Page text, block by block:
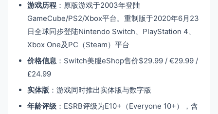
游戏历程 ：原版游戏于2003年登陆
GameCube/PS2/Xbox平台。重制版于2020年6月23
日全球同步登陆Nintendo Switch、PlayStation 4、
Xbox One及PC（Steam）平台
价格信息 ：Switch美服eShop售价$29.99 / €29.99 /
£24.99
实体版 ：游戏同时推出实体版与数字版
年龄评级 ：ESRB评级为E10+（Everyone 10+），含